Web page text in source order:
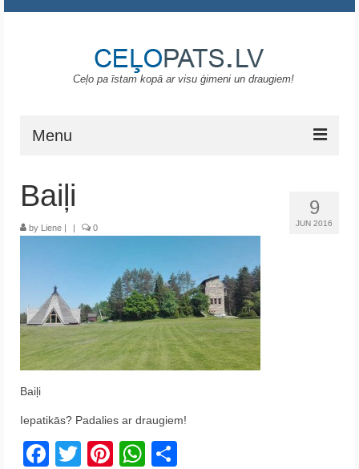
Ceļo pa īstam kopā ar visu ģimeni un draugiem!
Menu
Gruzija
Melnkalne
Grieķija
Austrija
9
JUN 2016
Baiļi
by Liene | | 0
Baiļi
Iepatikās? Padalies ar draugiem!
Facebook
TwitterPinterest
WhatsApp